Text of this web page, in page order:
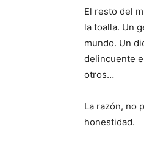
El resto del
la toalla. Un
mundo. Un
delincuente
otros…
La razón, no
honestidad.